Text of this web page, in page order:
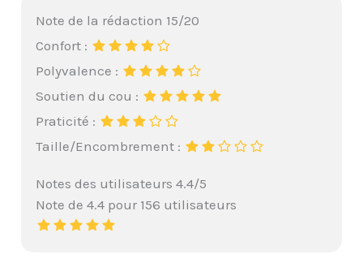
Note de la rédaction 15/20
Confort :
Polyvalence :
Soutien du cou :
Praticité :
Taille/Encombrement :
Notes des utilisateurs 4.4/5
Note de 4.4 pour 156 utilisateurs